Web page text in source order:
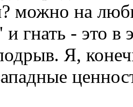
можно на
гнать - это в
Я,